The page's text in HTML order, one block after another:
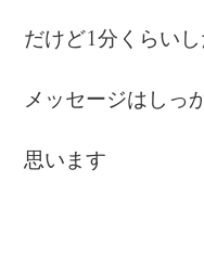
だけど1分くらいし
メッセージはしっ
思います